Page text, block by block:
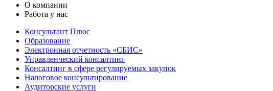
О компании
Работа у нас
Консультант Плюс
Образование
Электронная отчетность «СБИС»
Управленческий консалтинг
Консалтинг в сфере регулируемых закупок
Налоговое консультирование
Аудиторские услуги